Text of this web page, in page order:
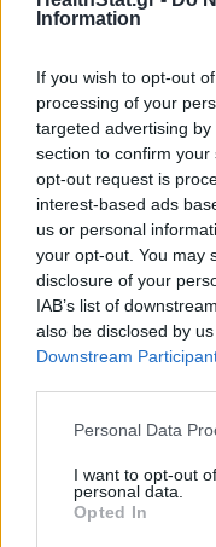
Information
If you wish to opt-out
processing of your
targeted advertising
section to confirm
opt-out request is
interest-based ads
us or personal
your opt-out. You may
disclosure of your
IAB’s list of
also be disclosed by
Downstream
Personal Data
I want to opt-out
personal data.
Opted In
αποφύγετε τη
καθυστερήσεων στην
αποτελεσματική
γιατρό σας αν έχετε
ανάπτυξη της